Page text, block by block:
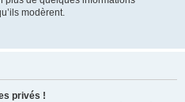
modèrent.
privés !